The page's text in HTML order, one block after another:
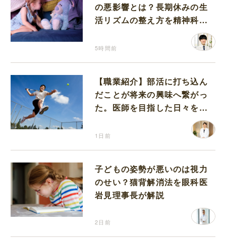
の悪影響とは？長期休みの生
活リズムの整え方を精神科医
5時間前
【職業紹介】部活に打ち込ん
だことが将来の興味へ繋がっ
た。医師を目指した日々を振
1日前
子どもの姿勢が悪いのは視力
のせい？猫背解消法を眼科医
岩見理事長が解説
2日前